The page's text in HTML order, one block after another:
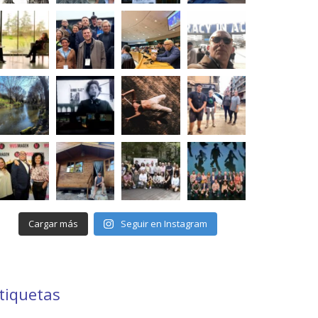
Cargar más Seguir en Instagram